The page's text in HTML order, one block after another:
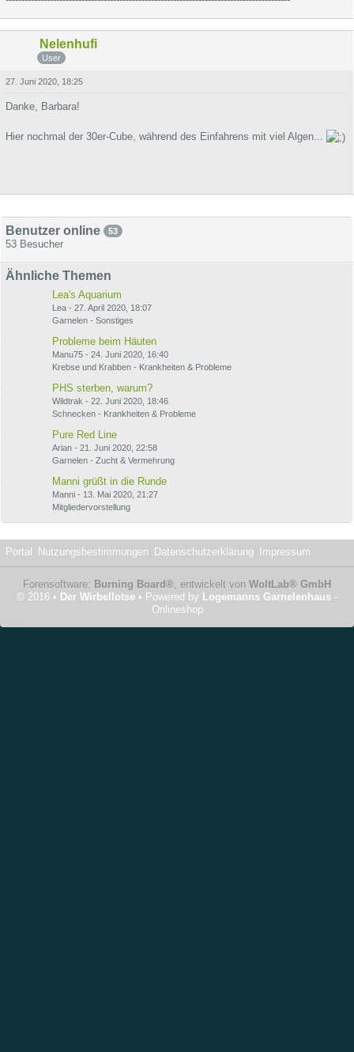
Nelenhufi
User
27. Juni 2020, 18:25
Danke, Barbara!
Hier nochmal der 30er-Cube, während des Einfahrens mit viel Algen...
Benutzer online 53
53 Besucher
Ähnliche Themen
Lea's Aquarium
Lea - 27. April 2020, 18:07
Garnelen - Sonstiges
Probleme beim Häuten
Manu75 - 24. Juni 2020, 16:40
Krebse und Krabben - Krankheiten & Probleme
PHS sterben, warum?
Wildtrak - 22. Juni 2020, 18:46
Schnecken - Krankheiten & Probleme
Pure Red Line
Arian - 21. Juni 2020, 22:58
Garnelen - Zucht & Vermehrung
Manni grüßt in die Runde
Manni - 13. Mai 2020, 21:27
Mitgliedervorstellung
Portal Nutzungsbestimmungen Datenschutzerklärung Impressum
Forensoftware: Burning Board®, entwickelt von WoltLab® GmbH
© 2016 • Der Wirbellotse • Powered by Logemanns Garnelenhaus -
Onlineshop